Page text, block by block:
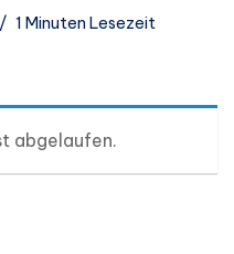
1 Minuten Lesezeit
abgelaufen.